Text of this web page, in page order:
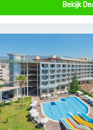
Bekijk